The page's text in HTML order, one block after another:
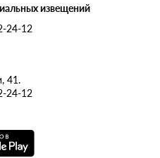
извещений
24-12
41.
24-12